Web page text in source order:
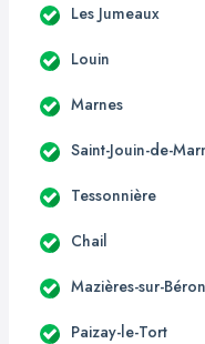
Les Jumeaux
Louin
Marnes
Saint-Jouin-de-
Tessonnière
Chail
Mazières-sur-
Paizay-le-Tort